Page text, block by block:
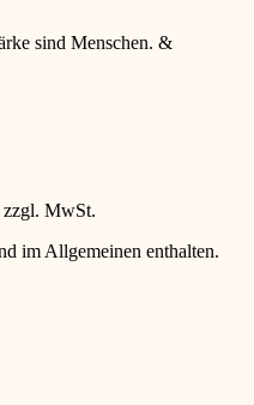
sind Menschen. &
zzgl. MwSt.
im Allgemeinen enthalten.